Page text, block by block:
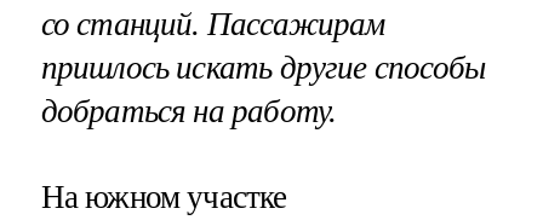
со станций. Пассажирам
пришлось искать другие способы
добраться на работу.
На южном участке